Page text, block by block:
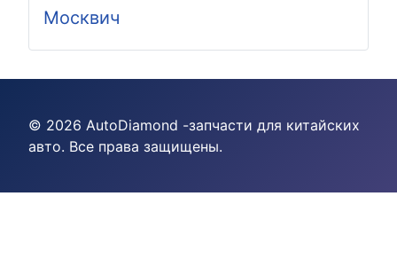
Москвич
© 2026 AutoDiamond -запчасти для китайских
авто. Все права защищены.